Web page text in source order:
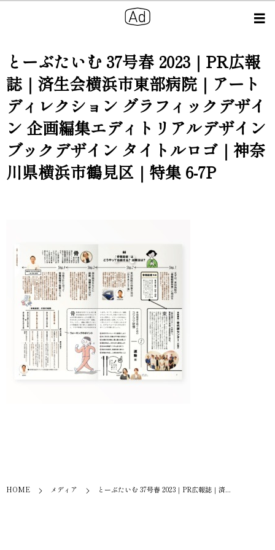
とーぶたいむ 37号春 2023｜PR広報
誌｜済生会横浜市東部病院｜アート
ディレクション グラフィックデザイ
ン 企画編集エディトリアルデザイン
ブックデザイン タイトルロゴ｜神奈
川県横浜市鶴見区｜特集 6-7P
HOME メディア とーぶたいむ 37号春 2023｜PR広報誌｜済...